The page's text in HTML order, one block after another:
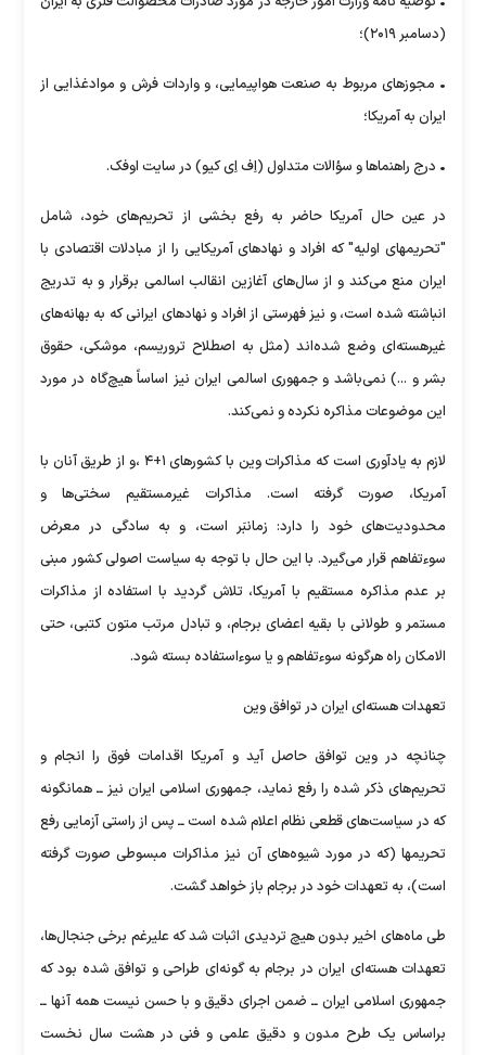
(دسامبر ۲۰۱۹)؛
• مجوزهای مربوط به صنعت هواپیمایی، و واردات فرش و موادغذایی از
ایران به آمریکا؛
• درج راهنماها و سؤالات متداول (اِف اِی کیو) در سایت اوفک.
در عین حال آمریکا حاضر به رفع بخشی از تحریم‌های خود، شامل
"تحریمهای اولیه" که افراد و نهادهای آمریکایی را از مبادلات اقتصادی با
ایران منع می‌کند و از سال‌های آغازین انقالب اسالمی برقرار و به تدریج
انباشته شده است، و نیز فهرستی از افراد و نهادهای ایرانی که به بهانه‌های
غیرهسته‌ای وضع شده‌اند (مثل به اصطلاح تروریسم، موشکی، حقوق
بشر و ...) نمی‌باشد و جمهوری اسالمی ایران نیز اساساً هیچ‌گاه در مورد
این موضوعات مذاکره نکرده و نمی‌کند.
لازم به یادآوری است که مذاکرات وین با کشورهای ۱+۴ ،و از طریق آنان با
آمریکا، صورت گرفته است. مذاکرات غیرمستقیم سختی‌ها و
محدودیت‌های خود را دارد: زمانبَر است، و به سادگی در معرض
سوءتفاهم قرار می‌گیرد. با این حال با توجه به سیاست اصولی کشور مبنی
بر عدم مذاکره مستقیم با آمریکا، تلاش گردید با استفاده از مذاکرات
مستمر و طولانی با بقیه اعضای برجام، و تبادل مرتب متون کتبی، حتی
الامکان راه هرگونه سوءتفاهم و یا سوءاستفاده بسته شود.
تعهدات هسته‌ای ایران در توافق وین
چنانچه در وین توافق حاصل آید و آمریکا اقدامات فوق را انجام و
تحریم‌های ذکر شده را رفع نماید، جمهوری اسلامی ایران نیز ــ همانگونه
که در سیاست‌های قطعی نظام اعلام شده است ــ پس از راستی آزمایی رفع
تحریمها (که در مورد شیوه‌های آن نیز مذاکرات مبسوطی صورت گرفته
است)، به تعهدات خود در برجام باز خواهد گشت.
طی ماه‌های اخیر بدون هیچ تردیدی اثبات شد که علیرغم برخی جنجال‌ها،
تعهدات هسته‌ای ایران در برجام به گونه‌ای طراحی و توافق شده بود که
جمهوری اسلامی ایران ــ ضمن اجرای دقیق و با حسن نیست همه آنها ــ
براساس یک طرح مدون و دقیق علمی و فنی در هشت سال نخست